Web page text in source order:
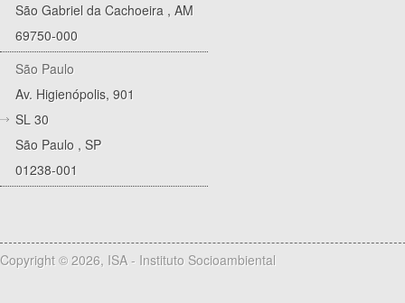
São Gabriel da Cachoeira , AM
69750-000
São Paulo
Av. Higienópolis, 901
SL 30
São Paulo , SP
01238-001
Copyright © 2026, ISA - Instituto Socioambiental